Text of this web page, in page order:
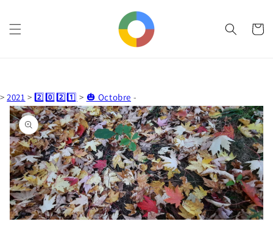
au
contenu
Panier
>2021 >2️⃣0️⃣2️⃣1️⃣ > 🎃 Octobre -
Passer aux
informations
produits
Ouvrir
1
des
supports
multimédia
dans
la